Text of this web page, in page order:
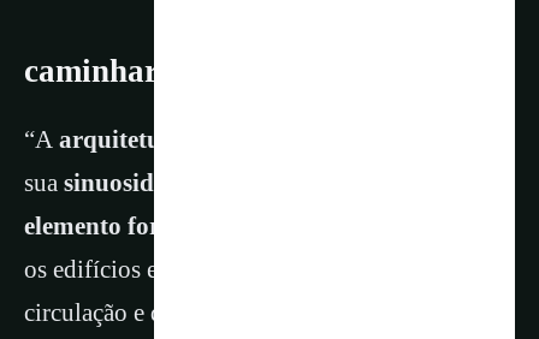
caminhar pelo coração da floresta
“A arquitetura Tayrona
sua sinuosidade
elemento formal
os edifícios e pelo gerenciamento constante da
circulação e do movimento nas aldeias”,